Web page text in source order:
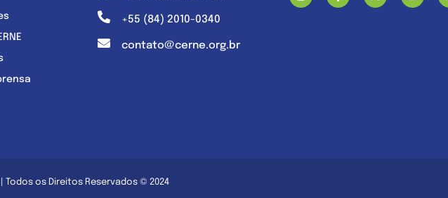
+55 (84) 2010-0340
contato@cerne.org.br
Todos os Direitos Reservados © 2024